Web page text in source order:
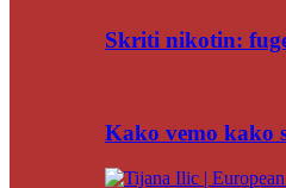
Skriti nikotin:
Kako vemo kako